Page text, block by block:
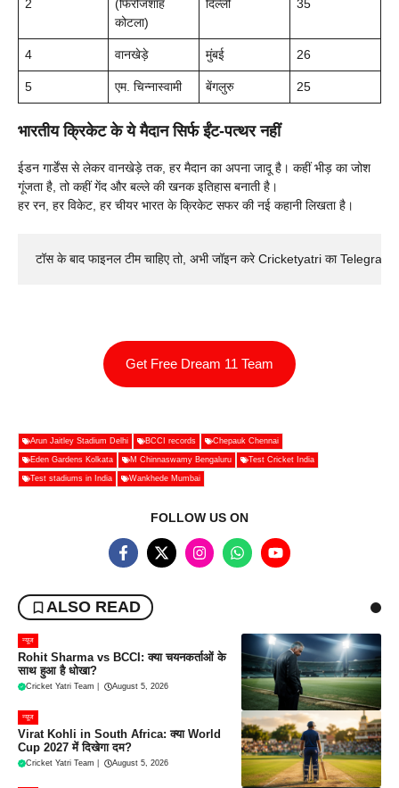
2
(फिरोजशाह
कोटला)
दिल्ली 35
4 वानखेड़े मुंबई 26
5 एम. चिन्नास्वामी बेंगलुरु 25
भारतीय क्रिकेट के ये मैदान सिर्फ ईंट-पत्थर नहीं
ईडन गार्डेंस से लेकर वानखेड़े तक, हर मैदान का अपना जादू है। कहीं भीड़ का जोश
गूंजता है, तो कहीं गेंद और बल्ले की खनक इतिहास बनाती है।
हर रन, हर विकेट, हर चीयर भारत के क्रिकेट सफर की नई कहानी लिखता है।
टॉस के बाद फाइनल टीम चाहिए तो, अभी जॉइन करे Cricketyatri का
Get Free Dream 11 Team
Arun Jaitley Stadium Delhi BCCI records Chepauk Chennai
Eden Gardens Kolkata M Chinnaswamy Bengaluru Test Cricket India
Test stadiums in India Wankhede Mumbai
FOLLOW US ON
ALSO READ
न्यूज
Rohit Sharma vs BCCI: क्या चयनकर्ताओं के
साथ हुआ है धोखा?
Cricket Yatri Team August 5, 2026
न्यूज
Virat Kohli in South Africa: क्या World
Cup 2027 में दिखेगा दम?
Cricket Yatri Team August 5, 2026